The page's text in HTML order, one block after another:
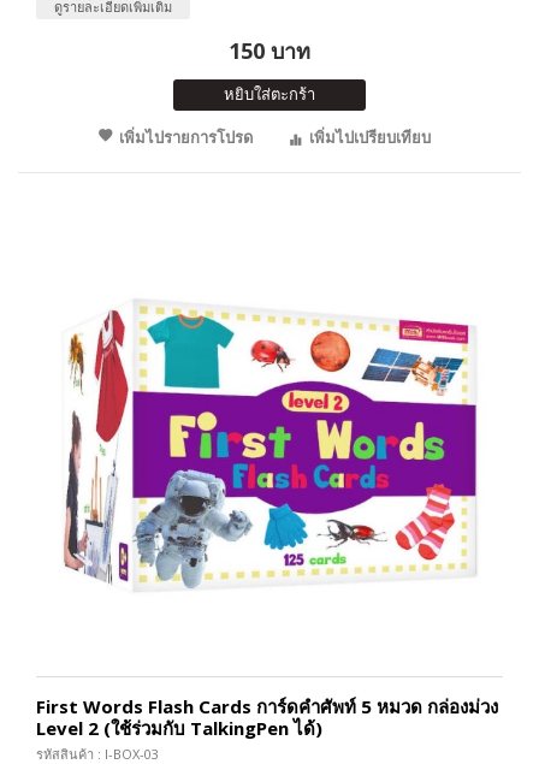
ดูรายละเอียดเพิ่มเติม
150 บาท
หยิบใส่ตะกร้า
เพิ่มไปรายการโปรด
เพิ่มไปเปรียบเทียบ
First Words Flash Cards การ์ดคำศัพท์ 5 หมวด กล่องม่วง
Level 2 (ใช้ร่วมกับ TalkingPen ได้)
รหัสสินค้า : I-BOX-03